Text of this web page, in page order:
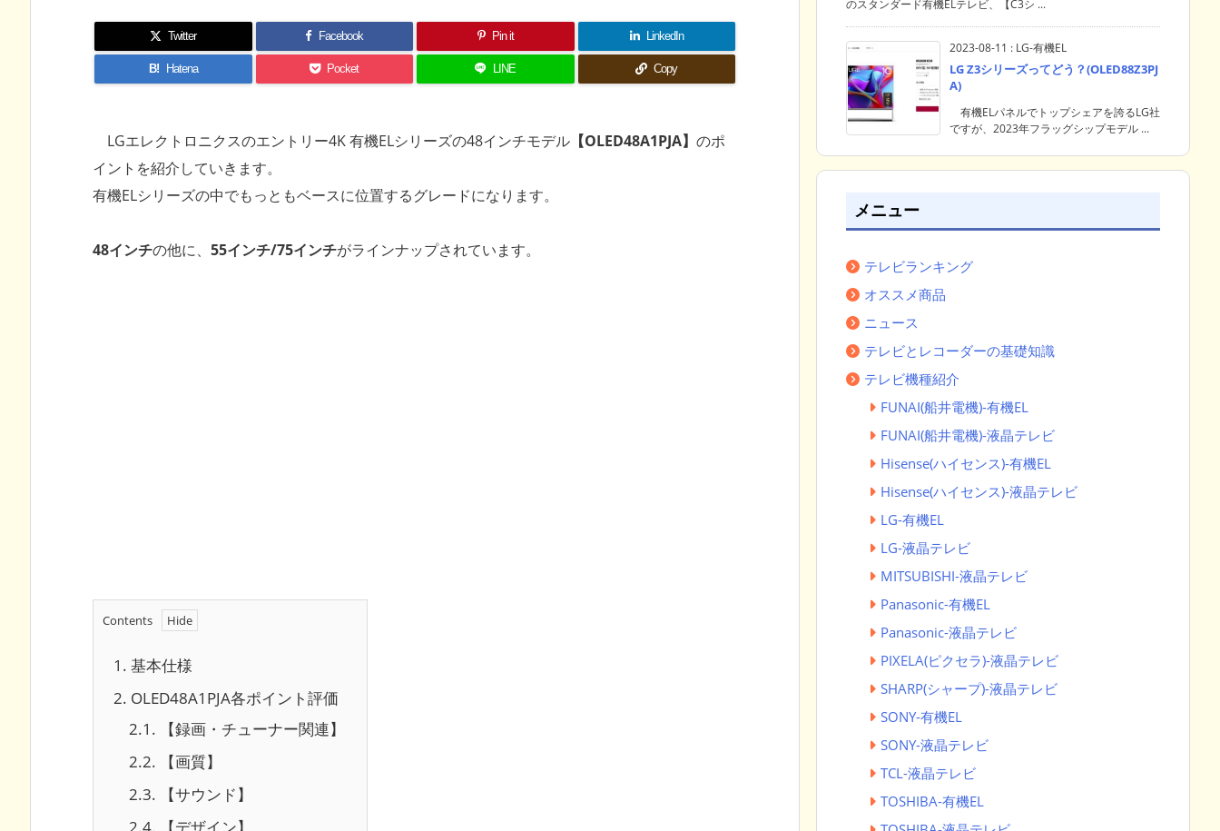
Twitter Facebook Pin it LinkedIn
B! Hatena Pocket LINE Copy
LGエレクトロニクスのエントリー4K 有機ELシリーズの48インチモデル 【OLED48A1PJA】 のポ
イントを紹介していきます。
有機ELシリーズの中でもっともベースに位置するグレードになります。
48インチの他に、 55インチ/75インチがラインナップされています。
Contents
1. 基本仕様
2. OLED48A1PJA各ポイント評価
2.1. 【録画・チューナー関連】
2.2. 【画質】
2.3. 【サウンド】
のスタンダード有機ELテレビ、【C3シ ...
2023-08-11 : LG-有機EL
LG Z3シリーズってどう？(OLED88Z3PJ
A)
有機ELパネルでトップシェアを誇るLG社
ですが、2023年フラッグシップモデル ...
メニュー
テレビランキング
オススメ商品
ニュース
テレビとレコーダーの基礎知識
テレビ機種紹介
FUNAI(船井電機)-有機EL
FUNAI(船井電機)-液晶テレビ
Hisense(ハイセンス)-有機EL
Hisense(ハイセンス)-液晶テレビ
LG-有機EL
LG-液晶テレビ
MITSUBISHI-液晶テレビ
Panasonic-有機EL
Panasonic-液晶テレビ
PIXELA(ピクセラ)-液晶テレビ
SHARP(シャープ)-液晶テレビ
SONY-有機EL
SONY-液晶テレビ
TCL-液晶テレビ
TOSHIBA-有機EL